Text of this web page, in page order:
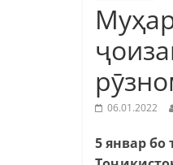
06.01.2022
5 январбо